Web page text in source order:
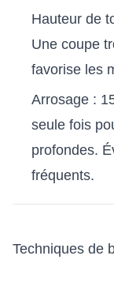
Hauteur de
Une coupe
favorise les
Arrosage :
seule fois
profondes.
fréquents.
Techniques de